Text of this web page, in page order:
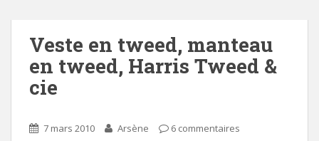
Veste en tweed, manteau
en tweed, Harris Tweed &
cie
7 mars 2010 Arsène 6 commentaires